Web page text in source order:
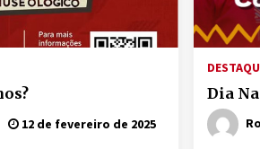
12 de fevereiro de 2025
Dia